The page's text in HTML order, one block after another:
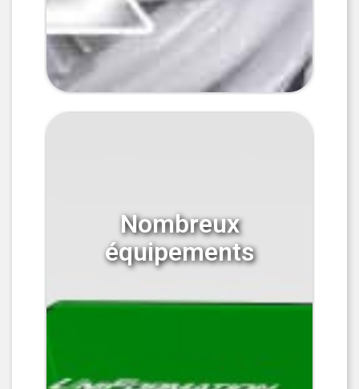
Nombreux
équipements